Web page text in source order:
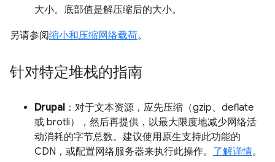
大小。底部值是解压缩后的大小。
另请参阅缩小和压缩网络载荷。
针对特定堆栈的指南
Drupal ：对于文本资源，应先压缩（gzip、deflate
或 brotli），然后再提供，以最大限度地减少网络活
动消耗的字节总数。建议使用原生支持此功能的
CDN，或配置网络服务器来执行此操作。 了解详情。